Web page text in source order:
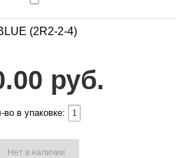
(2R2-2-4)
руб.
во в упаковке:
Нет в наличии